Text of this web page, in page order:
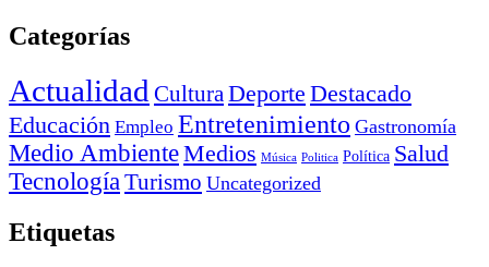
Categorías
Actualidad Cultura Deporte Destacado
Educación Empleo Entretenimiento Gastronomía
Medio AmbienteMedios Música Politica Política Salud
Tecnología Turismo Uncategorized
Etiquetas